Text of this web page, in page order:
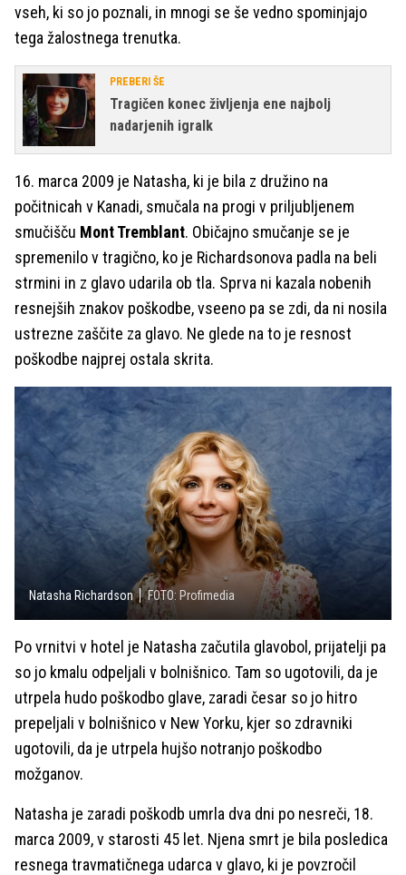
vseh, ki so jo poznali, in mnogi se še vedno spominjajo
tega žalostnega trenutka.
PREBERI ŠE
Tragičen konec življenja ene najbolj
nadarjenih igralk
16. marca 2009 je Natasha, ki je bila z družino na
počitnicah v Kanadi, smučala na progi v priljubljenem
smučišču Mont Tremblant. Običajno smučanje se je
spremenilo v tragično, ko je Richardsonova padla na beli
strmini in z glavo udarila ob tla. Sprva ni kazala nobenih
resnejših znakov poškodbe, vseeno pa se zdi, da ni nosila
ustrezne zaščite za glavo. Ne glede na to je resnost
poškodbe najprej ostala skrita.
Natasha Richardson FOTO: Profimedia
Po vrnitvi v hotel je Natasha začutila glavobol, prijatelji pa
so jo kmalu odpeljali v bolnišnico. Tam so ugotovili, da je
utrpela hudo poškodbo glave, zaradi česar so jo hitro
prepeljali v bolnišnico v New Yorku, kjer so zdravniki
ugotovili, da je utrpela hujšo notranjo poškodbo
možganov.
Natasha je zaradi poškodb umrla dva dni po nesreči, 18.
marca 2009, v starosti 45 let. Njena smrt je bila posledica
resnega travmatičnega udarca v glavo, ki je povzročil